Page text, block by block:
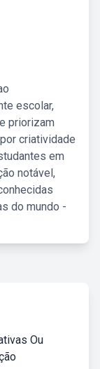
escolar,
priorizam
criatividade
em
notável,
do mundo -
Ou